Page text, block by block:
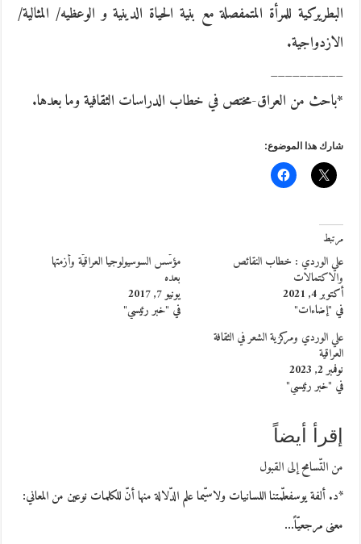
البطريركية للمرأة المتمفصلة مع بنية الحياة الدينية و الوعظيه/ المثالية/
الازدواجية.
__________
*باحث من العراق-مختص في خطاب الدراسات الثقافية وما بعدها.
شارك هذا الموضوع:
مرتبط
علي الوردي : خطاب النقائص
والاكتمالات
أكتوبر 4, 2021
في "إضاءات"
مؤسّس السوسيولوجيا العراقيّة وأزمتها
بعده
يونيو 7, 2017
في "خبر رئيسي"
علي الوردي ومركزية الشعر في الثقافة
العراقية
نوفمبر 2, 2023
في "خبر رئيسي"
إقرأ أيضاً
من التّسامح إلى القبول
*د. ألفة يوسفعلّمتنا اللسانيات ولاسيّما علم الدّلالة منها أنّ للكلمات نوعين من المعاني:
معنى مرجعيّاً…